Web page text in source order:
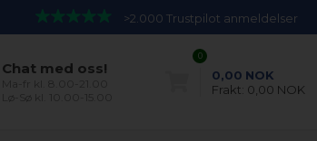
>2.000 Trustpilot anmeldelser
Chat med oss!
0
0,00 NOK
Frakt: 0,00 NOK